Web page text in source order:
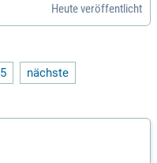
Heute veröffentlicht
5 nächste